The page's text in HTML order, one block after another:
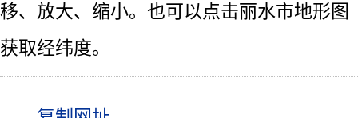
移、放大、缩小。也可以点击丽水市地形图
获取经纬度。